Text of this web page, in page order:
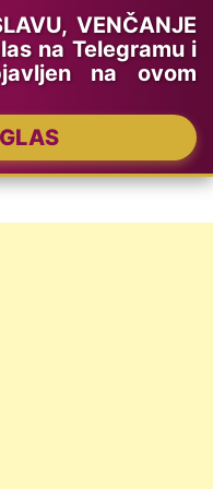
VENČANJE
na Telegramu i
na ovom